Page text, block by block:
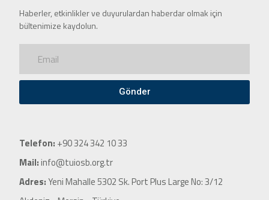
Haberler, etkinlikler ve duyurulardan haberdar olmak için
bültenimize kaydolun.
Gönder
Telefon: +90 324 342 10 33
Mail:info@tuiosb.org.tr
Adres:Yeni Mahalle 5302 Sk. Port Plus Large No: 3/12